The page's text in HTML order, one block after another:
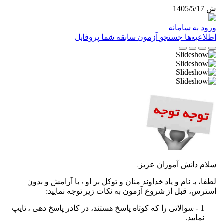
ش 1405/5/17
ورود به سامانه
اطلاعیه‌ها جستجو آزمون سابقه شما پروفایل
سلام دانش آموزان عزیز،
لطفا، با نام و یاد خداوند منان و توکل بر او ، با آرامش و بدون
استرس، قبل از شروع آزمون به نکات زیر توجه نمایید:
1 - سوالاتی را که کوتاه پاسخ هستند، در کادر پاسخ دهی ، تایپ
نمایید.